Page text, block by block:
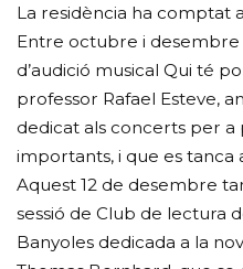
La residència ha comptat
Entre octubre i desembre
d’audició musical Qui té
professor Rafael Esteve,
dedicat als concerts per a
importants, i que es tanca
Aquest 12 de desembre
sessió de Club de lectura
Banyoles dedicada a la